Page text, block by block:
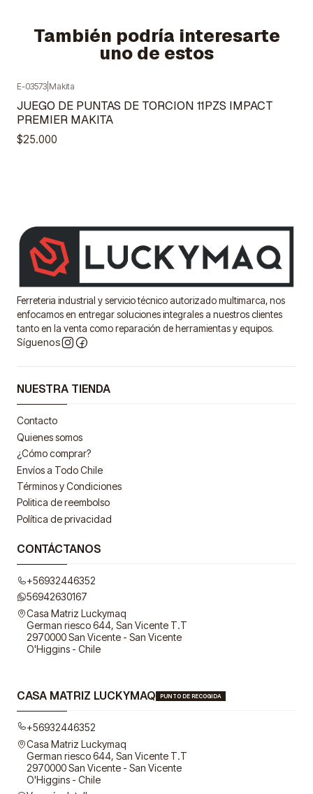
También podría interesarte
uno de estos
Agotado
E-03573 Makita
JUEGO DE PUNTAS DE TORCION 11PZS IMPACT
PREMIER MAKITA
$25.000
Ferreteria industrial y servicio técnico autorizado multimarca, nos
enfocamos en entregar soluciones integrales a nuestros clientes
tanto en la venta como reparación de herramientas y equipos.
Síguenos
NUESTRA TIENDA
Contacto
Quienes somos
¿Cómo comprar?
Envíos a Todo Chile
Términos y Condiciones
Politica de reembolso
Política de privacidad
CONTÁCTANOS
+56932446352
56942630167
Casa Matriz Luckymaq
German riesco 644, San Vicente T.T
2970000 San Vicente - San Vicente
O'Higgins - Chile
CASA MATRIZ LUCKYMAQ PUNTO DE RECOGIDA
+56932446352
Casa Matriz Luckymaq
German riesco 644, San Vicente T.T
2970000 San Vicente - San Vicente
O'Higgins - Chile